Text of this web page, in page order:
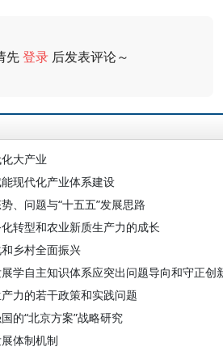
先登录 后发表评论～
大产业
现代化产业体系建设
、问题与“十五五”发展思路
转型和农业新质生产力的成长
乡村全面振兴
学自主知识体系应突出问题导向和守正创
力的若干政策和实践问题
的“北京方案”战略研究
体制机制